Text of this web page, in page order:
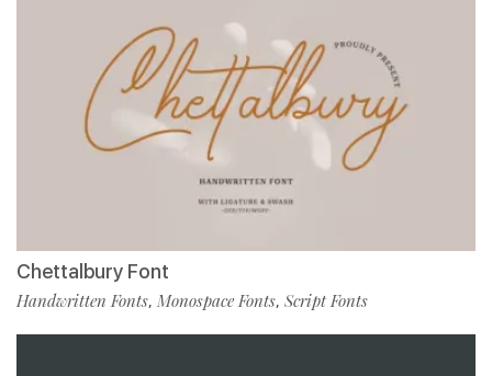
Chettalbury Font
Handwritten Fonts, Monospace Fonts, Script Fonts